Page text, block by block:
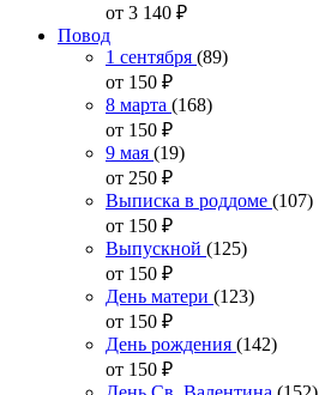
от 3 140 ₽
Повод
1 сентября (89)
от 150 ₽
8 марта (168)
от 150 ₽
9 мая (19)
от 250 ₽
Выписка в роддоме (107)
от 150 ₽
Выпускной (125)
от 150 ₽
День матери (123)
от 150 ₽
День рождения (142)
от 150 ₽